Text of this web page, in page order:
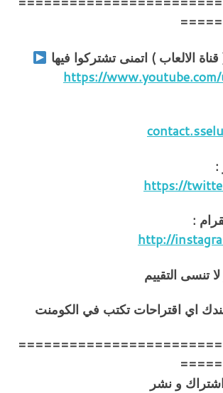
قناة الالعاب ) اتمنى تشتركوا فيها
https://
:
https://
:
http://
تنسى التقييم
اي اقتراحات تكتب في الكومنت
و نشر